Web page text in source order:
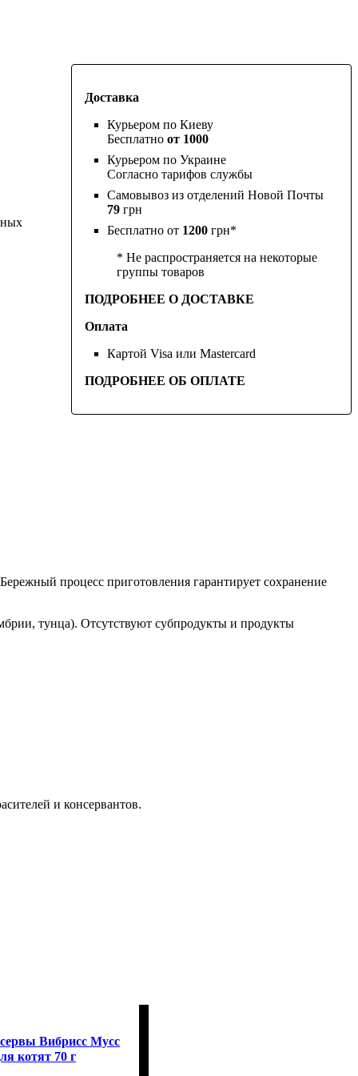
Доставка
Курьером по Киеву
Бесплатно от 1000
Курьером по Украине
Согласно тарифов службы
Самовывоз из отделений Новой Почты
79 грн
Бесплатно от 1200 грн*
* Не распространяется на некоторые
группы товаров
ПОДРОБНЕЕ О ДОСТАВКЕ
Оплата
Картой Visa или Mastercard
ПОДРОБНЕЕ ОБ ОПЛАТЕ
процесс приготовления гарантирует сохранение
тунца). Отсутствуют субпродукты и продукты
и консервантов.
Вибрисс Мусс
котят 70 г